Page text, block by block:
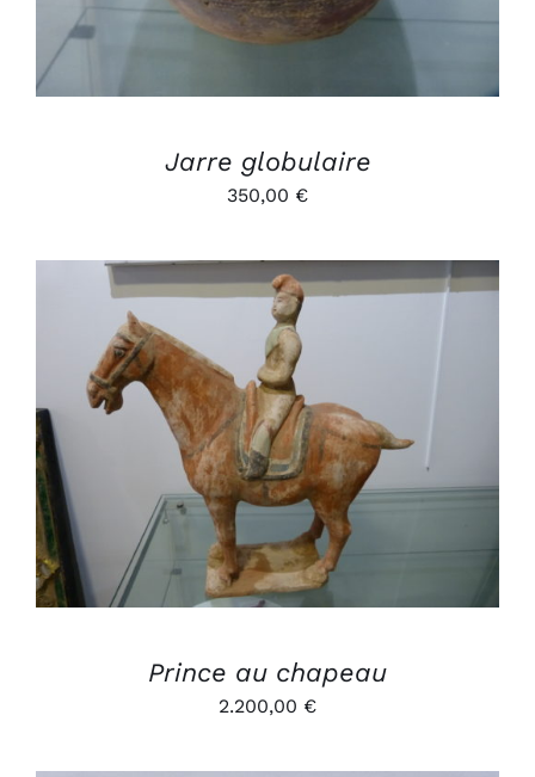
Jarre globulaire
350,00 €
AJOUTER AU PANIER
/
Prince au chapeau
2.200,00 €